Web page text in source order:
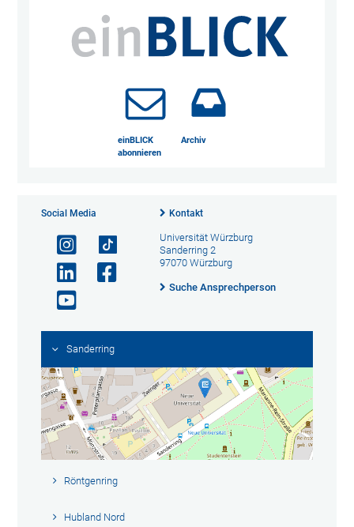
einBLICK
abonnieren
Archiv
Social Media Kontakt
Universität Würzburg
Sanderring 2
97070 Würzburg
Suche Ansprechperson
Sanderring
Röntgenring
Hubland Nord